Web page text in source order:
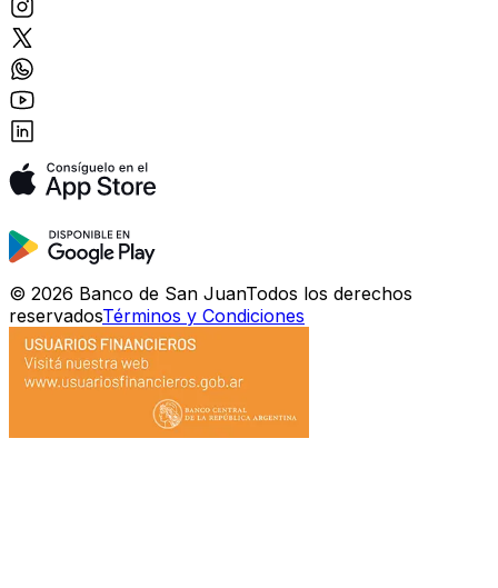
© 2026 Banco de San JuanTodos los derechos
reservadosTérminos y Condiciones